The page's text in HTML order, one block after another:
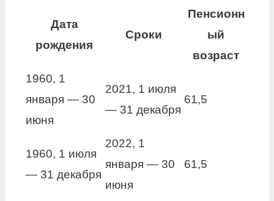
Дата
рождения
Сроки
Пенсионн
ый
возраст
1960, 1
января — 30
июня
2021, 1 июля
— 31 декабря
61,5
1960, 1 июля
— 31 декабря
2022, 1
января — 30
июня
61,5